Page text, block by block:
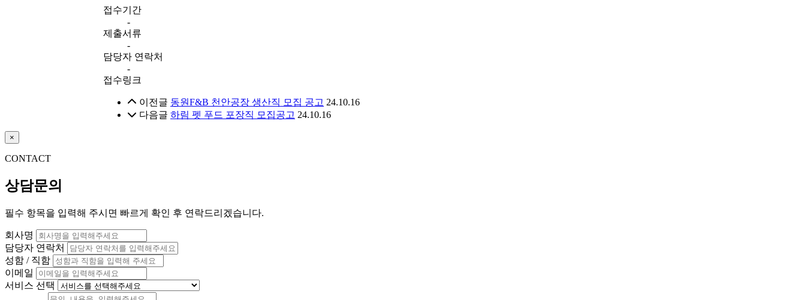
접수기간
-
제출서류
-
담당자 연락처
-
접수링크
이전글 동원F&B 천안공장 생산직 모집 공고 24.10.16
다음글 하림 펫 푸드 포장직 모집공고 24.10.16
×
CONTACT
상담문의
필수 항목을 입력해 주시면 빠르게 확인 후 연락드리겠습니다.
회사명
담당자 연락처
성함 / 직함
이메일
서비스 선택